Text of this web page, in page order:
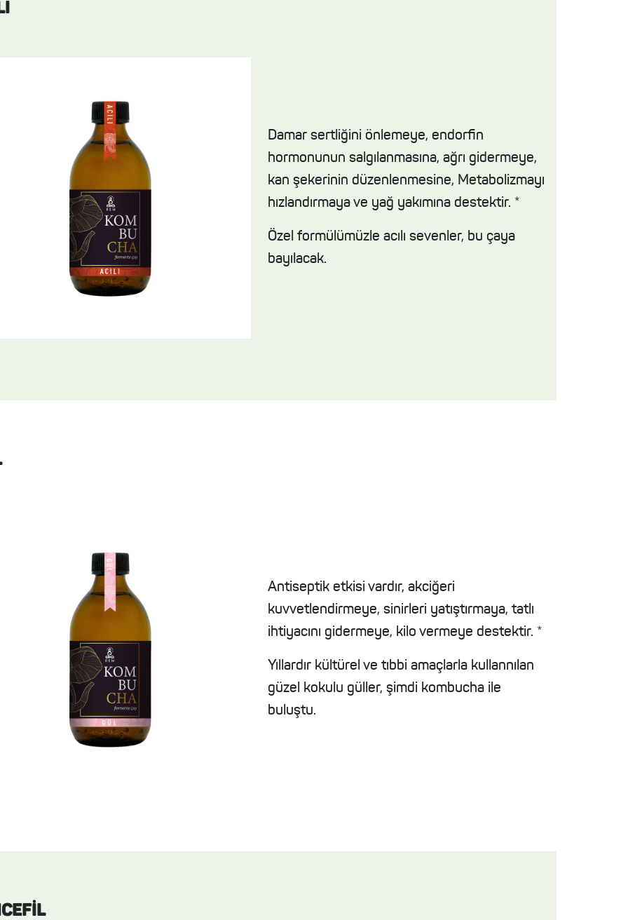
Damar sertliğini önlemeye, endorfin
hormonunun salgılanmasına, ağrı gidermeye,
kan şekerinin düzenlenmesine, Metabolizmayı
hızlandırmaya ve yağ yakımına destektir. *
Özel formülümüzle acılı sevenler, bu çaya
bayılacak.
Antiseptik etkisi vardır, akciğeri
kuvvetlendirmeye, sinirleri yatıştırmaya, tatlı
ihtiyacını gidermeye, kilo vermeye destektir. *
Yıllardır kültürel ve tıbbi amaçlarla kullannılan
güzel kokulu güller, şimdi kombucha ile
buluştu.